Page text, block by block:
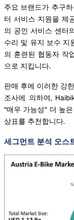
주요 브랜드가 추구
터 서비스 지원을 제
의 공인 서비스 센터
수리 및 유지 보수 지
의 훈련된 협동자 작
으로 지킵니다.
판매 후에 이러한 강
조사에 의하여,
“매우 가능성” 더 높
상표를 추천합니다.
세그먼트 분석 오스